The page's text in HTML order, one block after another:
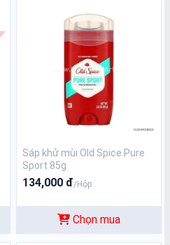
Sáp khử mùi Old Spice Pure
Sport 85g
134,000 đ/Hộp
Chọn mua